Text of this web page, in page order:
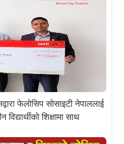
फेलोसिप सोसाइटी नेपाललाई
विद्यार्थीको शिक्षामा साथ